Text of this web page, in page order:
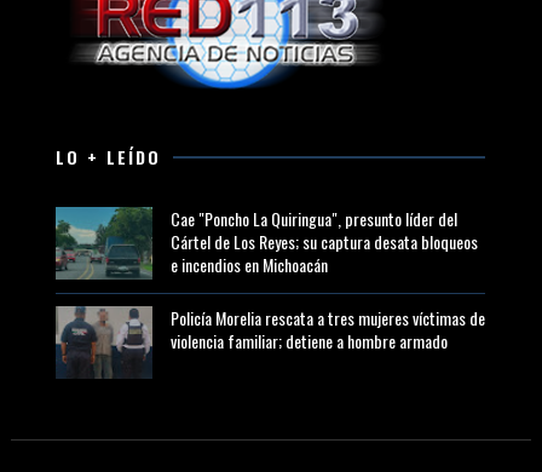
LO + LEÍDO
Cae "Poncho La Quiringua", presunto líder del
Cártel de Los Reyes; su captura desata bloqueos
e incendios en Michoacán
Policía Morelia rescata a tres mujeres víctimas de
violencia familiar; detiene a hombre armado